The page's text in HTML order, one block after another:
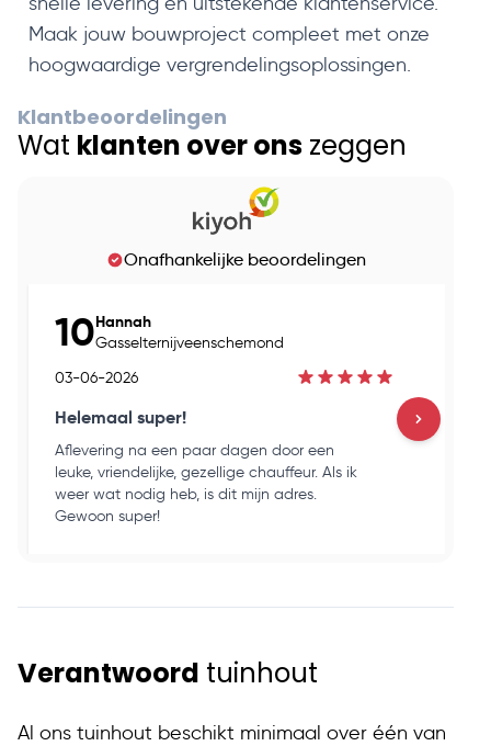
Maak jouw bouwproject compleet met onze
hoogwaardige vergrendelingsoplossingen.
Klantbeoordelingen
Wat klanten over ons zeggen
Onafhankelijke beoordelingen
10Hannah
Gasselternijveenschemond
03-06-2026
Helemaal super!
Aflevering na een paar dagen door een
leuke, vriendelijke, gezellige chauffeur. Als ik
weer wat nodig heb, is dit mijn adres.
Gewoon super!
Verantwoord tuinhout
Al ons tuinhout beschikt minimaal over één van